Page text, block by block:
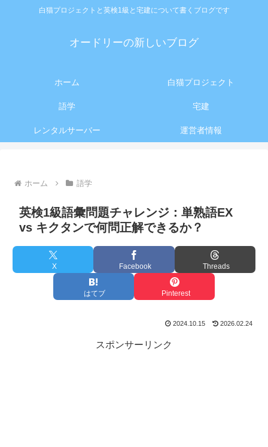
白猫プロジェクトと英検1級と宅建について書くブログです
オードリーの新しいブログ
ホーム 白猫プロジェクト
語学 宅建
レンタルサーバー 運営者情報
ホーム 語学
英検1級語彙問題チャレンジ：単熟語EX
vs キクタンで何問正解できるか？
X Facebook Threads
はてブ Pinterest
2024.10.15 2026.02.24
スポンサーリンク